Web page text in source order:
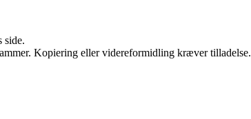
side.
Kopiering eller videreformidling kræver tilladelse.